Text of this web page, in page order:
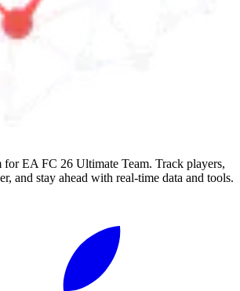
for EA FC 26 Ultimate Team. Track players,
and stay ahead with real-time data and tools.